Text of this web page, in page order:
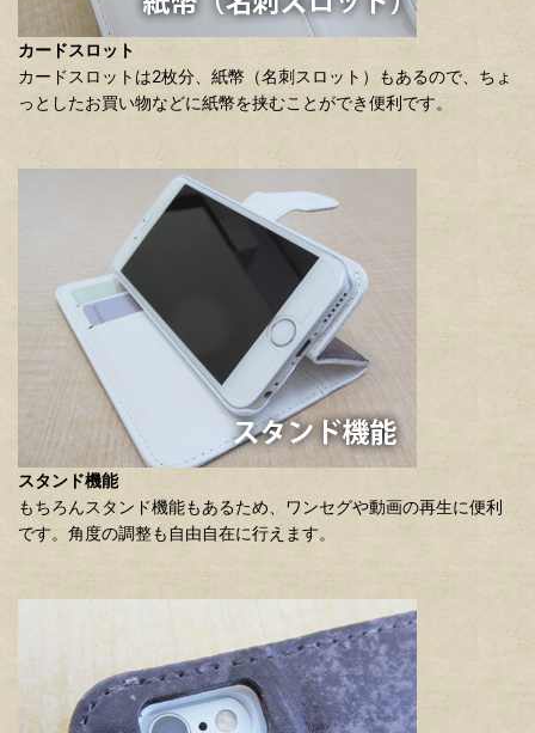
カードスロット
カードスロットは2枚分、紙幣（名刺スロット）もあるので、ちょ
っとしたお買い物などに紙幣を挟むことができ便利です。
スタンド機能
もちろんスタンド機能もあるため、ワンセグや動画の再生に便利
です。角度の調整も自由自在に行えます。